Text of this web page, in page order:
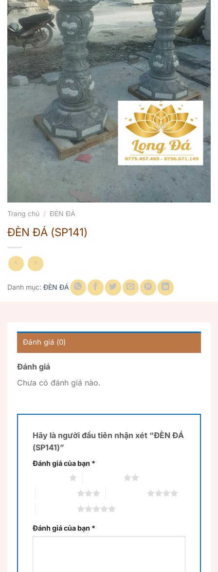
Trang chủ / ĐÈN ĐÁ
ĐÈN ĐÁ (SP141)
Danh mục: ĐÈN ĐÁ
Đánh giá (0)
Đánh giá
Chưa có đánh giá nào.
Hãy là người đầu tiên nhận xét “ĐÈN ĐÁ
(SP141)”
Đánh giá của bạn *
Đánh giá của bạn *